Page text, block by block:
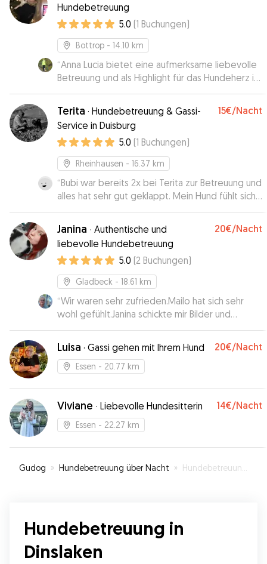
Hundebetreuung
5.0 (1 Buchungen)
Bottrop - 14.10 km
“Anna Lucia bietet eine aufmerksame liebevolle
Betreuung und als Highlight für das Hundeherz ist
ein Garten vorhanden.”
Terita · Hundebetreuung & Gassi-
Service in Duisburg
15€/Nacht
5.0 (1 Buchungen)
Rheinhausen - 16.37 km
“Bubi war bereits 2x bei Terita zur Betreuung und
alles hat sehr gut geklappt. Mein Hund fühlt sich
sichtlich wohl.. so soll es sein!”
Janina · Authentische und
liebevolle Hundebetreuung
20€/Nacht
5.0 (2 Buchungen)
Gladbeck - 18.61 km
“Wir waren sehr zufrieden.Mailo hat sich sehr
wohl gefühlt.Janina schickte mir Bilder und
Informationen wie es ihm ging.Immer wieder
gerne bei ihr.
Luisa · Gassi gehen mit Ihrem Hund 20€/Nacht
Essen - 20.77 km
Viviane · Liebevolle Hundesitterin 14€/Nacht
Essen - 22.27 km
Gudog » Hundebetreuung über Nacht » Hundebetreuung in Dinslaken
Hundebetreuung in
Dinslaken